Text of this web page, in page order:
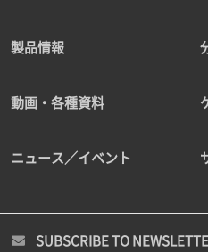
製品情報
動画・各種資料
ニュース／イベント
SUBSCRIBE TO